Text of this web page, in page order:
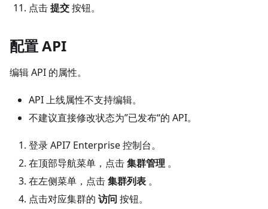
点击提交按钮。
配置 API
编辑 API 的属性。
API 上线属性不支持编辑。
不建议直接修改状态为”已发布“的 API。
登录 API7 Enterprise 控制台。
在顶部导航菜单，点击集群管理 。
在左侧菜单，点击集群列表 。
点击对应集群的 访问 按钮。